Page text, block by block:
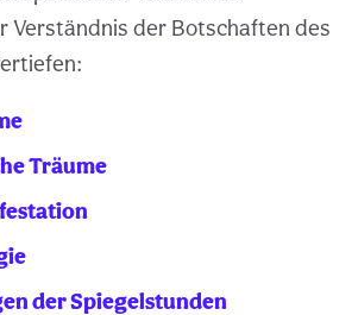
Verständnis der Botschaften des
Träume
der Spiegelstunden